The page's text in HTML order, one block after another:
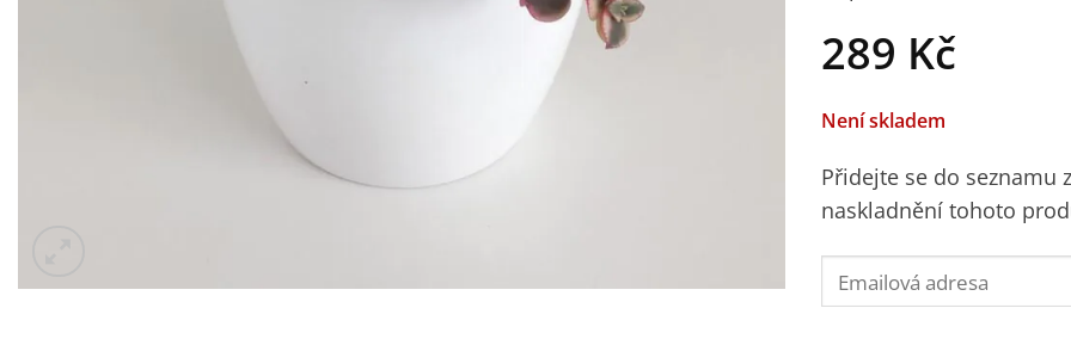
289 Kč
Není skladem
Přidejte se do seznamu
naskladnění tohoto
your